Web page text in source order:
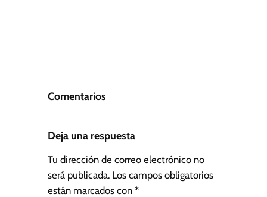
Comentarios
Deja una respuesta
Tu dirección de correo electrónico no
será publicada. Los campos obligatorios
están marcados con *